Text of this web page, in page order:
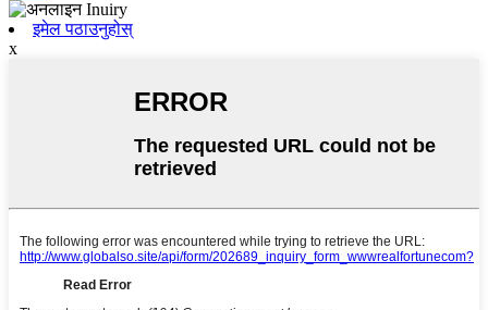
इमेल पठाउनुहोस्
x